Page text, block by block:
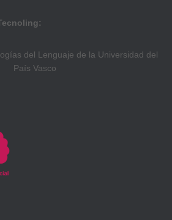
del Lenguaje de la Universidad del
País Vasco